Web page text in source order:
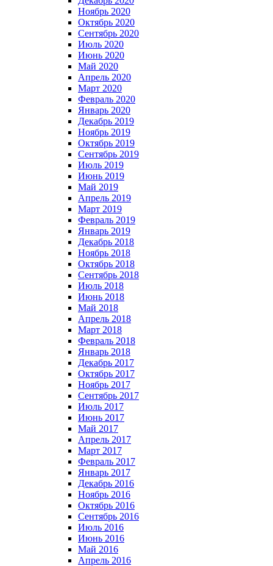
Ноябрь 2020
Октябрь 2020
Сентябрь 2020
Июль 2020
Июнь 2020
Май 2020
Апрель 2020
Март 2020
Февраль 2020
Январь 2020
Декабрь 2019
Ноябрь 2019
Октябрь 2019
Сентябрь 2019
Июль 2019
Июнь 2019
Май 2019
Апрель 2019
Март 2019
Февраль 2019
Январь 2019
Декабрь 2018
Ноябрь 2018
Октябрь 2018
Сентябрь 2018
Июль 2018
Июнь 2018
Май 2018
Апрель 2018
Март 2018
Февраль 2018
Январь 2018
Декабрь 2017
Октябрь 2017
Ноябрь 2017
Сентябрь 2017
Июль 2017
Июнь 2017
Май 2017
Апрель 2017
Март 2017
Февраль 2017
Январь 2017
Декабрь 2016
Ноябрь 2016
Октябрь 2016
Сентябрь 2016
Июль 2016
Июнь 2016
Май 2016
Апрель 2016